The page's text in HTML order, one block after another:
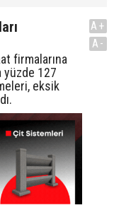
firmalarına
127
eksik
A+
A-